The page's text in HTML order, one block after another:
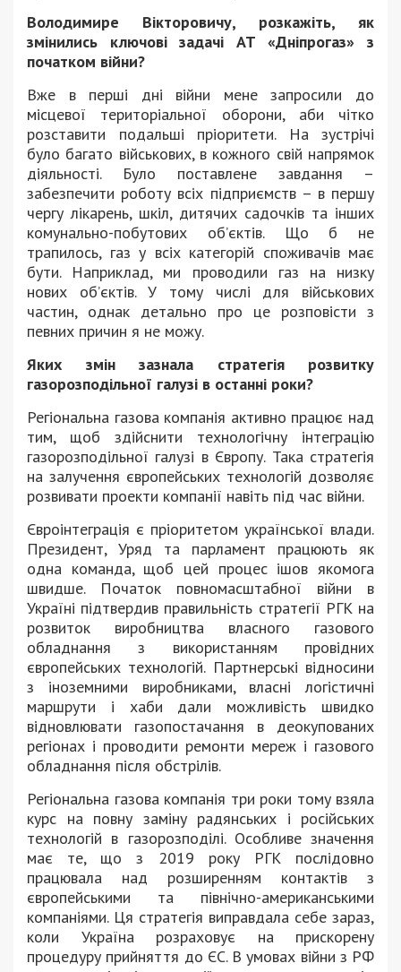
Володимире Вікторовичу, розкажіть, як
змінились ключові задачі АТ «Дніпрогаз» з
початком війни?
Вже в перші дні війни мене запросили до
місцевої територіальної оборони, аби чітко
розставити подальші пріоритети. На зустрічі
було багато військових, в кожного свій напрямок
діяльності. Було поставлене завдання –
забезпечити роботу всіх підприємств – в першу
чергу лікарень, шкіл, дитячих садочків та інших
комунально-побутових об’єктів. Що б не
трапилось, газ у всіх категорій споживачів має
бути. Наприклад, ми проводили газ на низку
нових об’єктів. У тому числі для військових
частин, однак детально про це розповісти з
певних причин я не можу.
Яких змін зазнала стратегія розвитку
газорозподільної галузі в останні роки?
Регіональна газова компанія активно працює над
тим, щоб здійснити технологічну інтеграцію
газорозподільної галузі в Європу. Така стратегія
на залучення європейських технологій дозволяє
розвивати проекти компанії навіть під час війни.
Євроінтеграція є пріоритетом української влади.
Президент, Уряд та парламент працюють як
одна команда, щоб цей процес ішов якомога
швидше. Початок повномасштабної війни в
Україні підтвердив правильність стратегії РГК на
розвиток виробництва власного газового
обладнання з використанням провідних
європейських технологій. Партнерські відносини
з іноземними виробниками, власні логістичні
маршрути і хаби дали можливість швидко
відновлювати газопостачання в деокупованих
регіонах і проводити ремонти мереж і газового
обладнання після обстрілів.
Регіональна газова компанія три роки тому взяла
курс на повну заміну радянських і російських
технологій в газорозподілі. Особливе значення
має те, що з 2019 року РГК послідовно
працювала над розширенням контактів з
європейськими та північно-американськими
компаніями. Ця стратегія виправдала себе зараз,
коли Україна розраховує на прискорену
процедуру прийняття до ЄС. В умовах війни з РФ